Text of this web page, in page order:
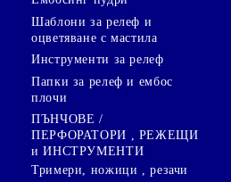
Шаблони за релеф и
оцветяване с мастила
Инструменти за релеф
Папки за релеф и ембос
плочи
ПЪНЧОВЕ /
ПЕРФОРАТОРИ , РЕЖЕЩИ
и ИНСТРУМЕНТИ
Тримери, ножици , резачи